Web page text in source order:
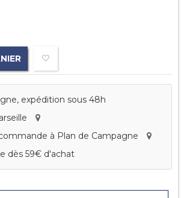
expédition sous 48h
à Plan de Campagne
dès 59€ d'achat